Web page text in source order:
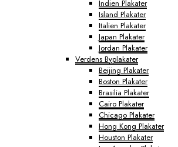
Indien Plakater
Island Plakater
Italien Plakater
Japan Plakater
Jordan Plakater
Verdens Byplakater
Beijing Plakater
Boston Plakater
Brasilia Plakater
Cairo Plakater
Chicago Plakater
Hong Kong Plakater
Houston Plakater